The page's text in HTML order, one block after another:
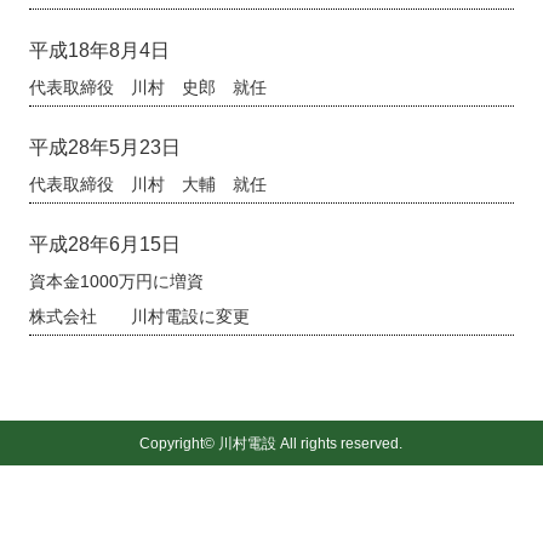
平成18年8月4日
代表取締役 川村 史郎 就任
平成28年5月23日
代表取締役 川村 大輔 就任
平成28年6月15日
資本金1000万円に増資
株式会社 川村電設に変更
Copyright© 川村電設 All rights reserved.